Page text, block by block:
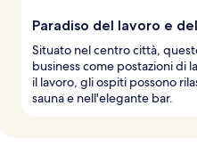
Paradiso del lavoro e
Situato nel centro città,
business come postazioni di
il lavoro, gli ospiti possono
sauna e nell'elegante bar.